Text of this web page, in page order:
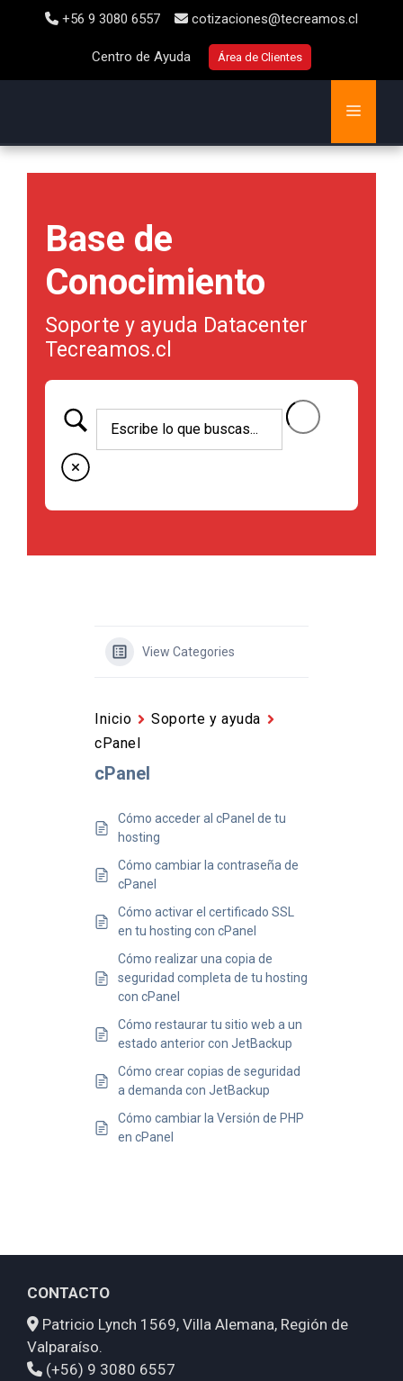
+56 9 3080 6557 cotizaciones@tecreamos.cl
Centro de Ayuda Área de Clientes
Base de
Conocimiento
Soporte y ayuda Datacenter
Tecreamos.cl
View Categories
Inicio
Soporte y ayuda
cPanel
cPanel
Cómo acceder al cPanel de tu
hosting
Cómo cambiar la contraseña de
cPanel
Cómo activar el certificado SSL
en tu hosting con cPanel
Cómo realizar una copia de
seguridad completa de tu hosting
con cPanel
Cómo restaurar tu sitio web a un
estado anterior con JetBackup
Cómo crear copias de seguridad
a demanda con JetBackup
Cómo cambiar la Versión de PHP
en cPanel
CONTACTO
Patricio Lynch 1569, Villa Alemana, Región de
Valparaíso.
(+56) 9 3080 6557